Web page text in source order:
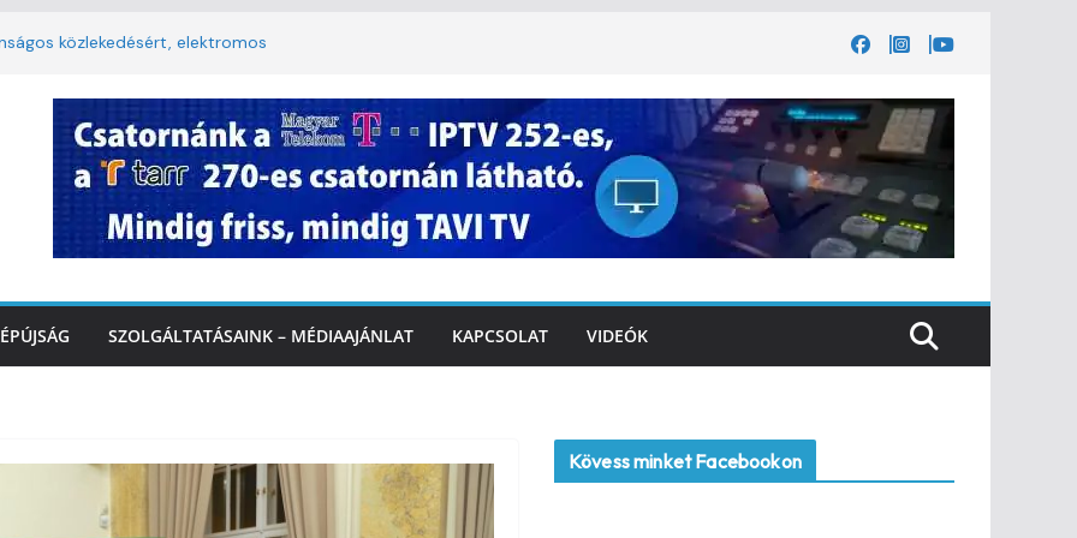
közlekedésért, elektromos
a Rákóczi utcában a hétvégi
3. kerület TVE csapatát fogadta a
a tűzoltók dolgát Marcalinál
SZOLGÁLTATÁSAINK – MÉDIAAJÁNLAT KAPCSOLAT VIDEÓK
Kövess minket Facebookon